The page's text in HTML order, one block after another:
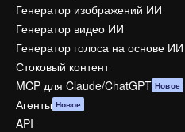
Генератор изображений ИИ
Генератор видео ИИ
Генератор голоса на основе ИИ
Стоковый контент
MCP для Claude/ChatGPT Новое
Агенты Новое
API